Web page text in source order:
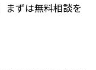
まずは無料相談を